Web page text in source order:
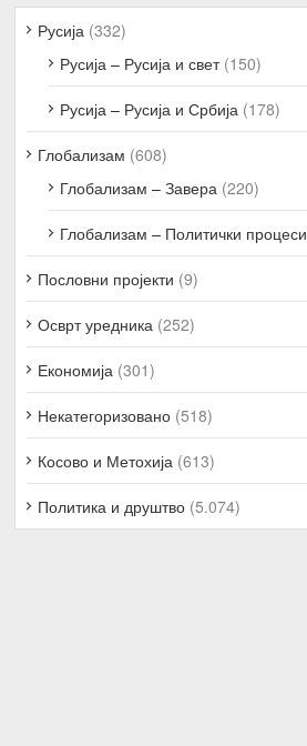
Русија (332)
Русија – Русија и свет(150)
Русија – Русија и Србија (178)
Глобализам (608)
Глобализам – Завера (220)
Глобализам – Политички процеси
Пословни пројекти (9)
Осврт уредника (252)
Економија (301)
Некатегоризовано (518)
Косово и Метохија (613)
Политика и друштво (5.074)